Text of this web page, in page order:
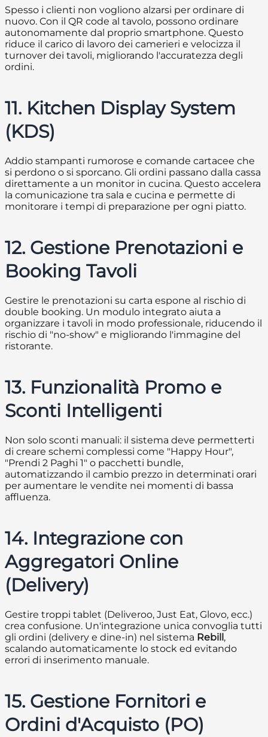
Spesso i clienti non vogliono alzarsi per ordinare di
nuovo. Con il QR code al tavolo, possono ordinare
autonomamente dal proprio smartphone. Questo
riduce il carico di lavoro dei camerieri e velocizza il
turnover dei tavoli, migliorando l'accuratezza degli
ordini.
11. Kitchen Display System
(KDS)
Addio stampanti rumorose e comande cartacee che
si perdono o si sporcano. Gli ordini passano dalla cassa
direttamente a un monitor in cucina. Questo accelera
la comunicazione tra sala e cucina e permette di
monitorare i tempi di preparazione per ogni piatto.
12. Gestione Prenotazioni e
Booking Tavoli
Gestire le prenotazioni su carta espone al rischio di
double booking. Un modulo integrato aiuta a
organizzare i tavoli in modo professionale, riducendo il
rischio di "no-show" e migliorando l'immagine del
ristorante.
13. Funzionalità Promo e
Sconti Intelligenti
Non solo sconti manuali: il sistema deve permetterti
di creare schemi complessi come "Happy Hour",
"Prendi 2 Paghi 1" o pacchetti bundle,
automatizzando il cambio prezzo in determinati orari
per aumentare le vendite nei momenti di bassa
affluenza.
14. Integrazione con
Aggregatori Online
(Delivery)
Gestire troppi tablet (Deliveroo, Just Eat, Glovo, ecc.)
crea confusione. Un'integrazione unica convoglia tutti
gli ordini (delivery e dine-in) nel sistema Rebill,
scalando automaticamente lo stock ed evitando
errori di inserimento manuale.
15. Gestione Fornitori e
Ordini d'Acquisto (PO)